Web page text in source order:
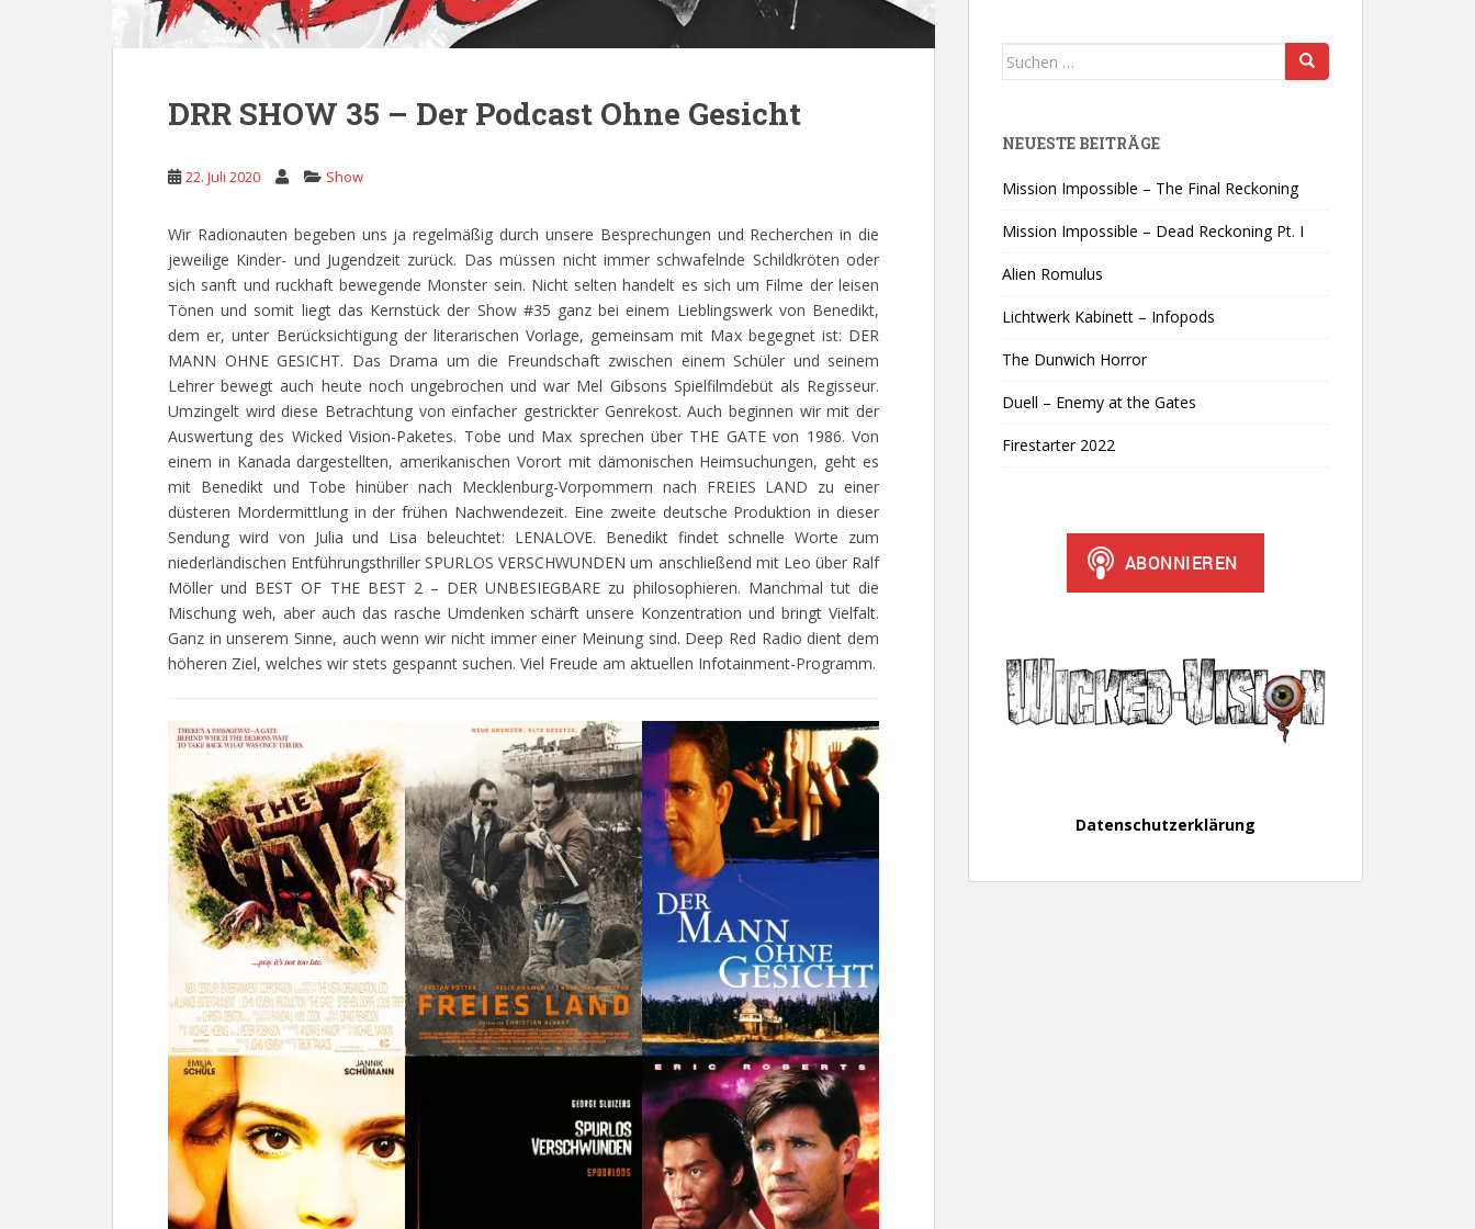
DRR SHOW 35 – Der Podcast Ohne Gesicht
22. Juli 2020 Show
Wir Radionauten begeben uns ja regelmäßig durch unsere Besprechungen und Recherchen in die
jeweilige Kinder- und Jugendzeit zurück. Das müssen nicht immer schwafelnde Schildkröten oder
sich sanft und ruckhaft bewegende Monster sein. Nicht selten handelt es sich um Filme der leisen
Tönen und somit liegt das Kernstück der Show #35 ganz bei einem Lieblingswerk von Benedikt,
dem er, unter Berücksichtigung der literarischen Vorlage, gemeinsam mit Max begegnet ist: DER
MANN OHNE GESICHT. Das Drama um die Freundschaft zwischen einem Schüler und seinem
Lehrer bewegt auch heute noch ungebrochen und war Mel Gibsons Spielfilmdebüt als Regisseur.
Umzingelt wird diese Betrachtung von einfacher gestrickter Genrekost. Auch beginnen wir mit der
Auswertung des Wicked Vision-Paketes. Tobe und Max sprechen über THE GATE von 1986. Von
einem in Kanada dargestellten, amerikanischen Vorort mit dämonischen Heimsuchungen, geht es
mit Benedikt und Tobe hinüber nach Mecklenburg-Vorpommern nach FREIES LAND zu einer
düsteren Mordermittlung in der frühen Nachwendezeit. Eine zweite deutsche Produktion in dieser
Sendung wird von Julia und Lisa beleuchtet: LENALOVE. Benedikt findet schnelle Worte zum
niederländischen Entführungsthriller SPURLOS VERSCHWUNDEN um anschließend mit Leo über Ralf
Möller und BEST OF THE BEST 2 – DER UNBESIEGBARE zu philosophieren. Manchmal tut die
Mischung weh, aber auch das rasche Umdenken schärft unsere Konzentration und bringt Vielfalt.
Ganz in unserem Sinne, auch wenn wir nicht immer einer Meinung sind. Deep Red Radio dient dem
höheren Ziel, welches wir stets gespannt suchen. Viel Freude am aktuellen Infotainment-Programm.
Suchen
NEUESTE BEITRÄGE
Mission Impossible – The Final Reckoning
Mission Impossible – Dead Reckoning Pt. I
Alien Romulus
Lichtwerk Kabinett – Infopods
The Dunwich Horror
Duell – Enemy at the Gates
Firestarter 2022
Datenschutzerklärung